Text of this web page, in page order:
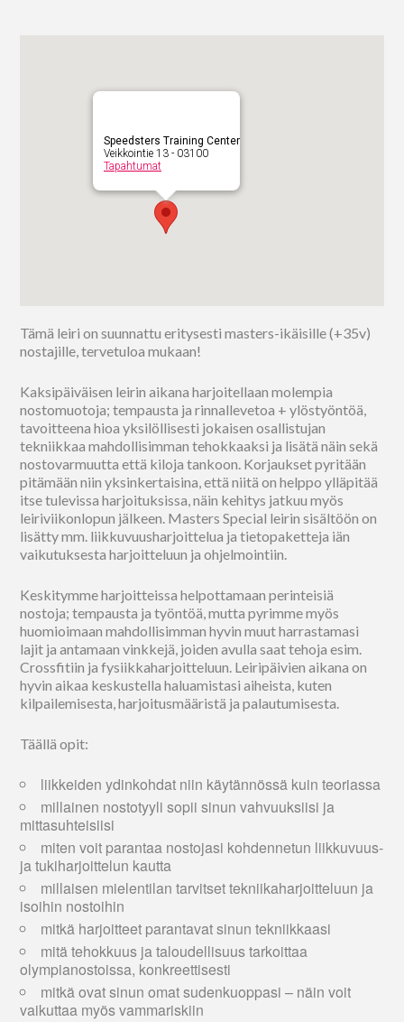
Speedsters Training Center
Veikkointie 13 - 03100
Tapahtumat
Tämä leiri on suunnattu eritysesti masters-ikäisille (+35v)
nostajille, tervetuloa mukaan!
Kaksipäiväisen leirin aikana harjoitellaan molempia
nostomuotoja; tempausta ja rinnallevetoa + ylöstyöntöä,
tavoitteena hioa yksilöllisesti jokaisen osallistujan
tekniikkaa mahdollisimman tehokkaaksi ja lisätä näin sekä
nostovarmuutta että kiloja tankoon. Korjaukset pyritään
pitämään niin yksinkertaisina, että niitä on helppo ylläpitää
itse tulevissa harjoituksissa, näin kehitys jatkuu myös
leiriviikonlopun jälkeen. Masters Special leirin sisältöön on
lisätty mm. liikkuvuusharjoittelua ja tietopaketteja iän
vaikutuksesta harjoitteluun ja ohjelmointiin.
Keskitymme harjoitteissa helpottamaan perinteisiä
nostoja; tempausta ja työntöä, mutta pyrimme myös
huomioimaan mahdollisimman hyvin muut harrastamasi
lajit ja antamaan vinkkejä, joiden avulla saat tehoja esim.
Crossfitiin ja fysiikkaharjoitteluun. Leiripäivien aikana on
hyvin aikaa keskustella haluamistasi aiheista, kuten
kilpailemisesta, harjoitusmääristä ja palautumisesta.
Täällä opit:
liikkeiden ydinkohdat niin käytännössä kuin teoriassa
millainen nostotyyli sopii sinun vahvuuksiisi ja
mittasuhteisiisi
miten voit parantaa nostojasi kohdennetun liikkuvuus-
ja tukiharjoittelun kautta
millaisen mielentilan tarvitset tekniikaharjoitteluun ja
isoihin nostoihin
mitkä harjoitteet parantavat sinun tekniikkaasi
mitä tehokkuus ja taloudellisuus tarkoittaa
olympianostoissa, konkreettisesti
mitkä ovat sinun omat sudenkuoppasi – näin voit
vaikuttaa myös vammariskiin